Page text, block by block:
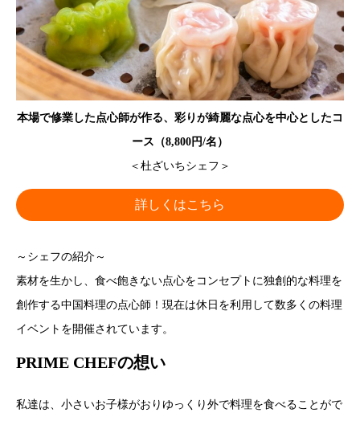
本場で修業した点心師が作る、彩りが綺麗な点心を中心としたコ
ース（8,800円/名）
＜杜ざいちシェフ＞
詳しくはこちら
～シェフの紹介～
素材を生かし、食べ飽きない点心をコンセプトに独創的な料理を
創作する中国料理の点心師！現在は休日を利用して数多くの料理
イベントを開催されています。
PRIME CHEFの想い
私達は、小さいお子様がおりゆっくり外で料理を食べることがで